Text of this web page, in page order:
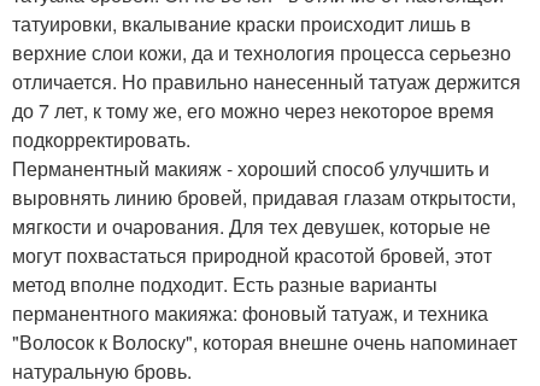
татуировки, вкалывание краски происходит лишь в
верхние слои кожи, да и технология процесса серьезно
отличается. Но правильно нанесенный татуаж держится
до 7 лет, к тому же, его можно через некоторое время
подкорректировать.
Перманентный макияж - хороший способ улучшить и
выровнять линию бровей, придавая глазам открытости,
мягкости и очарования. Для тех девушек, которые не
могут похвастаться природной красотой бровей, этот
метод вполне подходит. Есть разные варианты
перманентного макияжа: фоновый татуаж, и техника
"Волосок к Волоску", которая внешне очень напоминает
натуральную бровь.